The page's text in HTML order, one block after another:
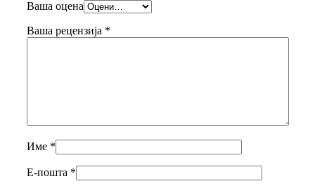
Ваша оцена
Ваша рецензија *
Име *
Е-пошта *